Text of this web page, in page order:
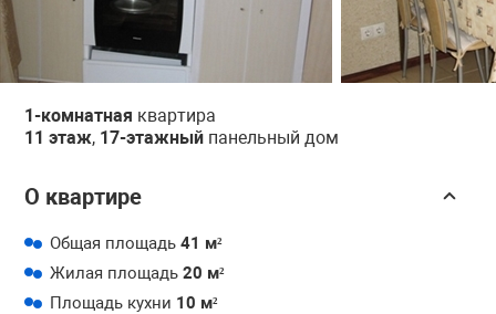
1-комнатная квартира
11 этаж, 17-этажный панельный дом
О квартире
Общая площадь41 м²
Жилая площадь20 м²
Площадь кухни 10 м²